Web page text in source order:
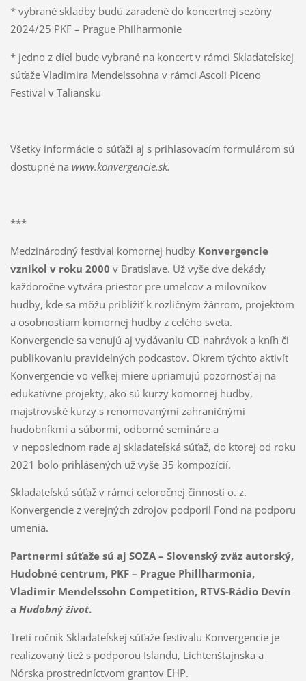
* vybrané skladby budú zaradené do koncertnej sezóny
2024/25 PKF – Prague Philharmonie
* jedno z diel bude vybrané na koncert v rámci Skladateľskej
súťaže Vladimira Mendelssohna v rámci Ascoli Piceno
Festival v Taliansku
Všetky informácie o súťaži aj s prihlasovacím formulárom sú
dostupné na www.konvergencie.sk.
***
Medzinárodný festival komornej hudby Konvergencie
vznikol v roku 2000 v Bratislave. Už vyše dve dekády
každoročne vytvára priestor pre umelcov a milovníkov
hudby, kde sa môžu priblížiť k rozličným žánrom, projektom
a osobnostiam komornej hudby z celého sveta.
Konvergencie sa venujú aj vydávaniu CD nahrávok a kníh či
publikovaniu pravidelných podcastov. Okrem týchto aktivít
Konvergencie vo veľkej miere upriamujú pozornosť aj na
edukatívne projekty, ako sú kurzy komornej hudby,
majstrovské kurzy s renomovanými zahraničnými
hudobníkmi a súbormi, odborné semináre a
v neposlednom rade aj skladateľská súťaž, do ktorej od roku
2021 bolo prihlásených už vyše 35 kompozícií.
Skladateľskú súťaž v rámci celoročnej činnosti o. z.
Konvergencie z verejných zdrojov podporil Fond na podporu
umenia.
Partnermi súťaže sú aj SOZA – Slovenský zväz autorský,
Hudobné centrum, PKF – Prague Phillharmonia,
Vladimir Mendelssohn Competition, RTVS-Rádio Devín
a Hudobný život.
Tretí ročník Skladateľskej súťaže festivalu Konvergencie je
realizovaný tiež s podporou Islandu, Lichtenštajnska a
Nórska prostredníctvom grantov EHP.